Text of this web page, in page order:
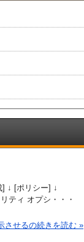
↓ [ポリシー] ↓
ティ オプシ・・・
させるの続きを読む »